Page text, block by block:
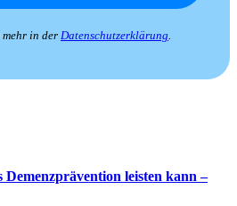
in der Datenschutzerklärung.
leisten kann –